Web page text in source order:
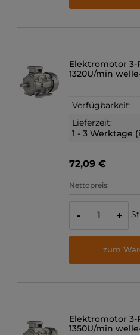
Elektromotor 3-
1320U/min
Verfügbarkeit:
Lieferzeit:
1 - 3 Werktage
72,09 €
Nettopreis:
- +
zum
Elektromotor 3-
1350U/min